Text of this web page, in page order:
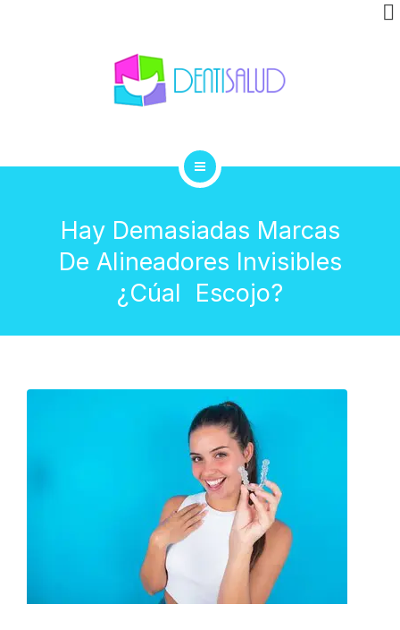
TRATAMIENTOS
INVISALIGN
Hay Demasiadas Marcas
De Alineadores Invisibles
¿Cúal Escojo?